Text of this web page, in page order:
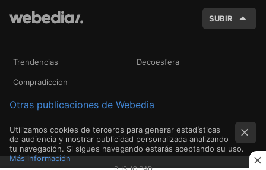
SUBIR
Trendencias Decoesfera
Compradiccion
Otras publicaciones de Webedia
Utilizamos cookies de terceros para generar estadísticas
de audiencia y mostrar publicidad personalizada analizando
tu navegación. Si sigues navegando estarás aceptando su uso.
Más información